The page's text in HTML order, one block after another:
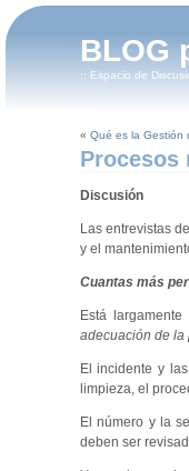
BLOG
:: Espacio de
« Qué es la Gestión
Procesos
Discusión
Las entrevistas
y el
Cuantas más
Está
adecuación de la
El incidente y
limpieza, el
El número y la
deben ser